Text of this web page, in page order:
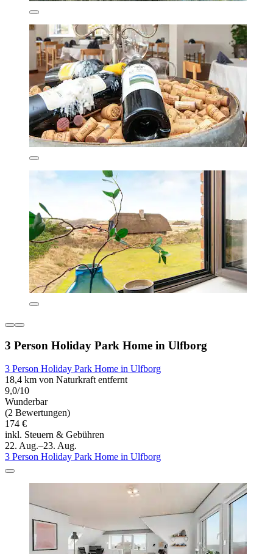
3 Person Holiday Park Home in Ulfborg
3 Person Holiday Park Home in Ulfborg
18,4 km von Naturkraft entfernt
9,0/10
Wunderbar
(2 Bewertungen)
174 €
inkl. Steuern & Gebühren
22. Aug.–23. Aug.
3 Person Holiday Park Home in Ulfborg